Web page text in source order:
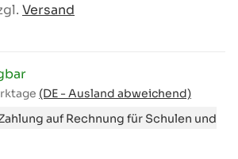
Versand
(DE - Ausland abweichend)
auf Rechnung für Schulen und